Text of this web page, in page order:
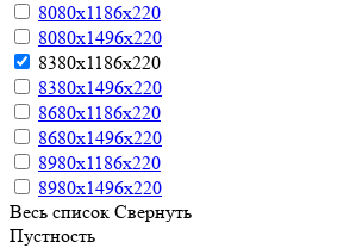
8080х1186х220
8080х1496х220
8380х1186х220
8380х1496х220
8680х1186х220
8680х1496х220
8980х1186х220
8980х1496х220
Весь список Свернуть
Пустность